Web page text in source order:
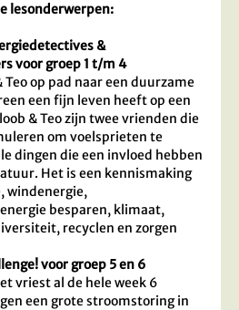
lesonderwerpen:
&
voor groep 1 t/m 4
Teo op pad naar een duurzame
een fijn leven heeft op een
& Teo zijn twee vrienden die
om voelsprieten te
dingen die een invloed hebben
Het is een kennismaking
windenergie,
besparen, klimaat,
recyclen en zorgen
voor groep 5 en 6
vriest al de hele week 6
een grote stroomstoring in